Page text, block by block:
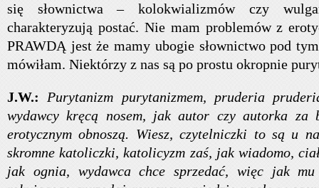
się słownictwa – kolokwializmów czy
charakteryzują postać. Nie mam problemów z
PRAWDĄ jest że mamy ubogie słownictwo pod
mówiłam. Niektórzy z nas są po prostu okropnie
J.W.:
Purytanizm purytanizmem, pruderia
wydawcy kręcą nosem, jak autor czy autorka za
erotycznym obnoszą. Wiesz, czytelniczki to są u
skromne katoliczki, katolicyzm zaś, jak wiadomo,
jak ognia, wydawca chce sprzedać, więc jak